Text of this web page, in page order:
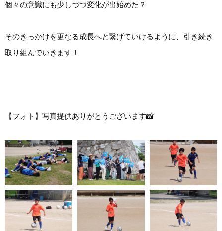
個々の意識にも少しづつ変化が出始めた？
そのきっかけを更なる成長へと繋げていけるように、引き続き
取り組んでいきます！
【フォト】写真提供ありがとうございます📸